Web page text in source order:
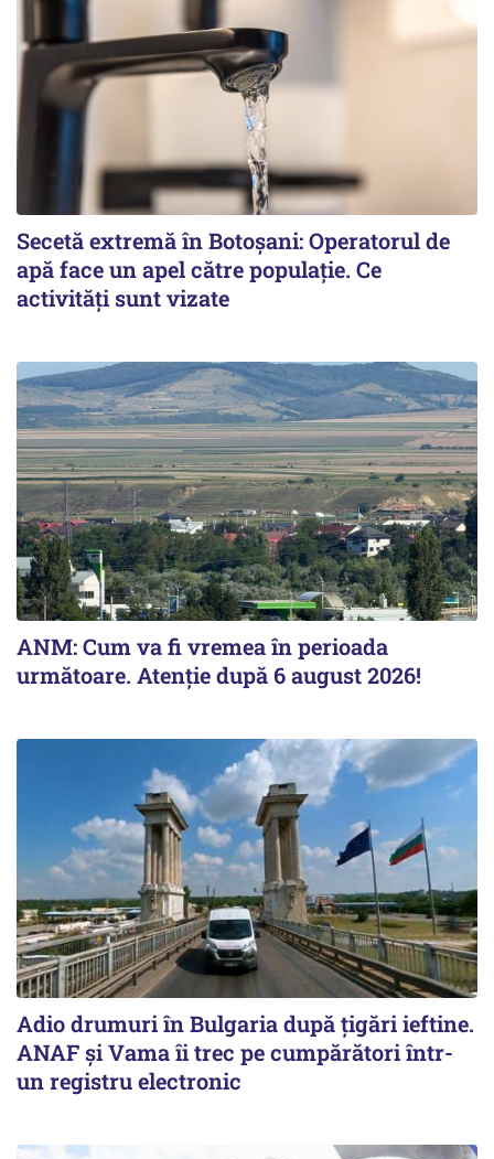
Secetă extremă în Botoșani: Operatorul de
apă face un apel către populație. Ce
activități sunt vizate
ANM: Cum va fi vremea în perioada
următoare. Atenție după 6 august 2026!
Adio drumuri în Bulgaria după țigări ieftine.
ANAF și Vama îi trec pe cumpărători într-
un registru electronic